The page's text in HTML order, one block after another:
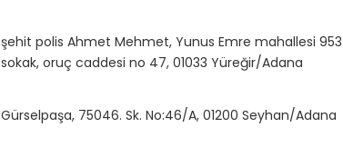
şehit polis Ahmet Mehmet, Yunus Emre mahallesi 953
sokak, oruç caddesi no 47, 01033 Yüreğir/Adana
Gürselpaşa, 75046. Sk. No:46/A, 01200 Seyhan/Adana